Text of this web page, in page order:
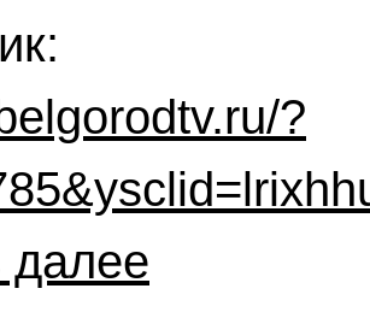
?
далее